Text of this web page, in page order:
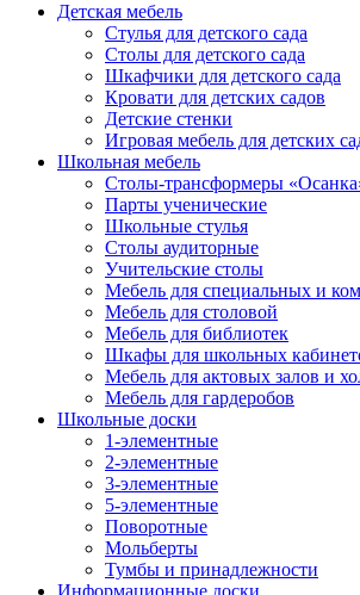
Детская мебель
Стулья для детского сада
Столы для детского сада
Шкафчики для детского сада
Кровати для детских садов
Детские стенки
Игровая мебель для детских
Школьная мебель
Столы-трансформеры
Парты ученические
Школьные стулья
Столы аудиторные
Учительские столы
Мебель для специальных и
Мебель для столовой
Мебель для библиотек
Шкафы для школьных
Мебель для актовых залов и
Мебель для гардеробов
Школьные доски
1-элементные
2-элементные
3-элементные
5-элементные
Поворотные
Мольберты
Тумбы и принадлежности
Информационные доски